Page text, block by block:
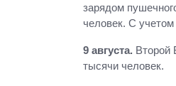
зарядом
человек. С
9 августа. Второй
тысячи человек.